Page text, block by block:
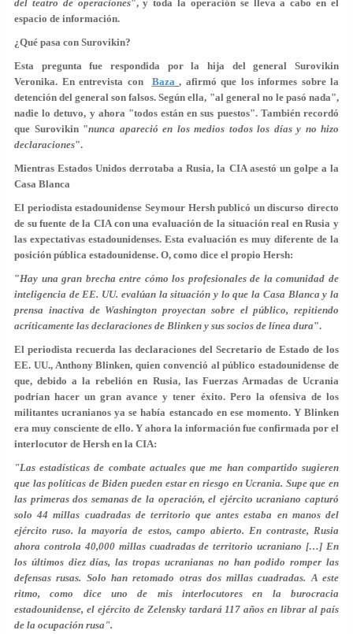
del teatro de operaciones", y toda la operación se lleva a cabo en el
espacio de información.
¿Qué pasa con Surovikin?
Esta pregunta fue respondida por la hija del general Surovikin
Veronika. En entrevista con Baza , afirmó que los informes sobre la
detención del general son falsos. Según ella, "al general no le pasó nada",
nadie lo detuvo, y ahora "todos están en sus puestos". También recordó
que Surovikin "nunca apareció en los medios todos los días y no hizo
declaraciones".
Mientras Estados Unidos derrotaba a Rusia, la CIA asestó un golpe a la
Casa Blanca
El periodista estadounidense Seymour Hersh publicó un discurso directo
de su fuente de la CIA con una evaluación de la situación real en Rusia y
las expectativas estadounidenses. Esta evaluación es muy diferente de la
posición pública estadounidense. O, como dice el propio Hersh:
"Hay una gran brecha entre cómo los profesionales de la comunidad de
inteligencia de EE. UU. evalúan la situación y lo que la Casa Blanca y la
prensa inactiva de Washington proyectan sobre el público, repitiendo
acríticamente las declaraciones de Blinken y sus socios de línea dura".
El periodista recuerda las declaraciones del Secretario de Estado de los
EE. UU., Anthony Blinken, quien convenció al público estadounidense de
que, debido a la rebelión en Rusia, las Fuerzas Armadas de Ucrania
podrían hacer un gran avance y tener éxito. Pero la ofensiva de los
militantes ucranianos ya se había estancado en ese momento. Y Blinken
era muy consciente de ello. Y ahora la información fue confirmada por el
interlocutor de Hersh en la CIA:
"Las estadísticas de combate actuales que me han compartido sugieren
que las políticas de Biden pueden estar en riesgo en Ucrania. Supe que en
las primeras dos semanas de la operación, el ejército ucraniano capturó
solo 44 millas cuadradas de territorio que antes estaba en manos del
ejército ruso. la mayoría de estos, campo abierto. En contraste, Rusia
ahora controla 40,000 millas cuadradas de territorio ucraniano […] En
los últimos diez días, las tropas ucranianas no han podido romper las
defensas rusas. Solo han retomado otras dos millas cuadradas. A este
ritmo, como dice uno de mis interlocutores en la burocracia
estadounidense, el ejército de Zelensky tardará 117 años en librar al país
de la ocupación rusa".